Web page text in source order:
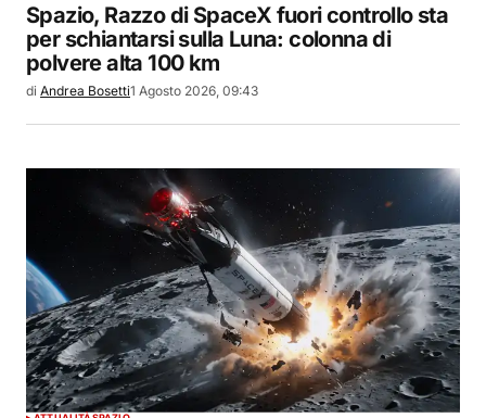
Spazio, Razzo di SpaceX fuori controllo sta
per schiantarsi sulla Luna: colonna di
polvere alta 100 km
di Andrea Bosetti1 Agosto 2026, 09:43